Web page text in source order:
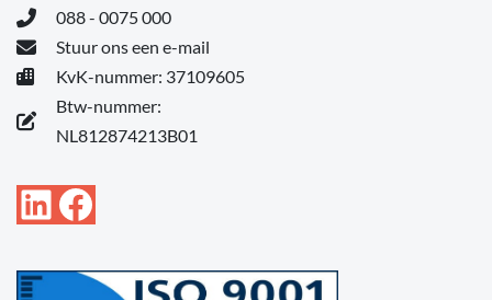
088 - 0075 000
Stuur ons een e-mail
KvK-nummer: 37109605
Btw-nummer:
NL812874213B01
LinkedIn
Facebook